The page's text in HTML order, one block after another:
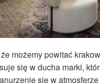
możemy powitać
się w ducha marki,
się w